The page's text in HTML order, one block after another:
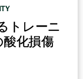
トレーニ
酸化損傷